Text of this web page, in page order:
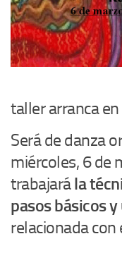
taller arranca en
Será de danza
miércoles, 6 de
trabajarála
pasos básicos
relacionada con